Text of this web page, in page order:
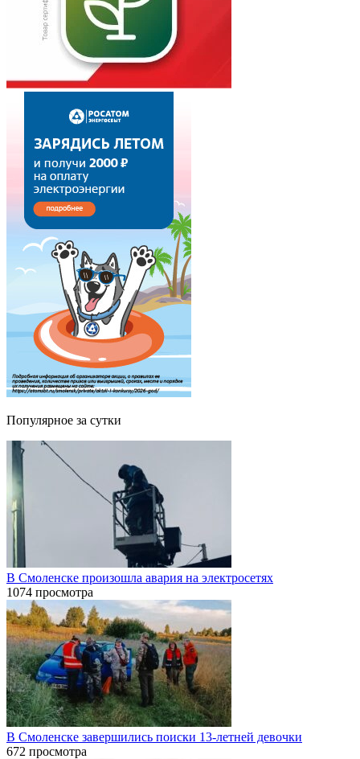
Популярное за сутки
В Смоленске произошла авария на электросетях
1074 просмотра
В Смоленске завершились поиски 13-летней девочки
672 просмотра